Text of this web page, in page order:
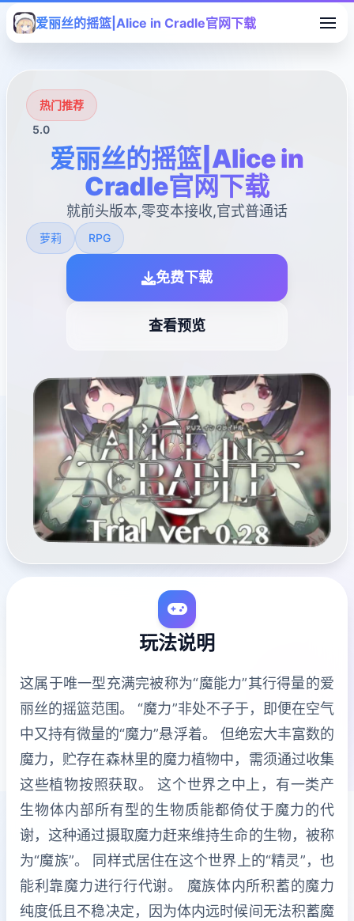
爱丽丝的摇篮|Alice in Cradle官网下载
热门推荐
5.0
爱丽丝的摇篮|Alice in
Cradle官网下载
就前头版本,零变本接收,官式普通话
萝莉 RPG
免费下载
查看预览
玩法说明
这属于唯一型充满完被称为“魔能力”其行得量的爱
丽丝的摇篮范围。 “魔力”非处不子于，即便在空气
中又持有微量的“魔力”悬浮着。 但绝宏大丰富数的
魔力，贮存在森林里的魔力植物中，需须通过收集
这些植物按照获取。 这个世界之中上，有一类产
生物体内部所有型的生物质能都倚仗于魔力的代
谢，这种通过摄取魔力赶来维持生命的生物，被称
为“魔族”。 同样式居住在这个世界上的“精灵”，也
能利靠魔力进行行代谢。 魔族体内所积蓄的魔力
纯度低且不稳决定，因为体内远时候间无法积蓄魔